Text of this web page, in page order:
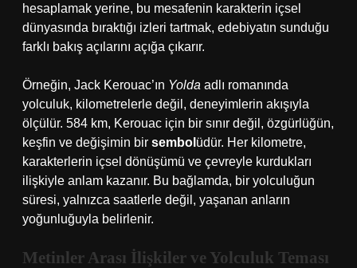
hesaplamak yerine, bu mesafenin karakterin içsel
dünyasında bıraktığı izleri tartmak, edebiyatın sunduğu
farklı bakış açılarını açığa çıkarır.
Örneğin, Jack Kerouac’ın Yolda adlı romanında
yolculuk, kilometrelerle değil, deneyimlerin akışıyla
ölçülür. 584 km, Kerouac için bir sınır değil, özgürlüğün,
keşfin ve değişimin bir sembol üdür. Her kilometre,
karakterlerin içsel dönüşümü ve çevreyle kurdukları
ilişkiyle anlam kazanır. Bu bağlamda, bir yolculuğun
süresi, yalnızca saatlerle değil, yaşanan anların
yoğunluğuyla belirlenir.
Metinler Arası İlişkiler ve Yolculuk Teması